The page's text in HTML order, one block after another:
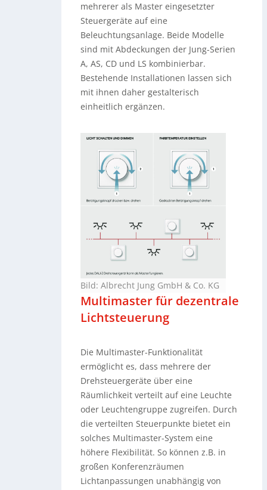
mehrerer als Master eingesetzter
Steuergeräte auf eine
Beleuchtungsanlage. Beide Modelle
sind mit Abdeckungen der Jung-Serien
A, AS, CD und LS kombinierbar.
Bestehende Installationen lassen sich
mit ihnen daher gestalterisch
einheitlich ergänzen.
Bild: Albrecht Jung GmbH & Co. KG
Multimaster für dezentrale
Lichtsteuerung
Die Multimaster-Funktionalität
ermöglicht es, dass mehrere der
Drehsteuergeräte über eine
Räumlichkeit verteilt auf eine Leuchte
oder Leuchtengruppe zugreifen. Durch
die verteilten Steuerpunkte bietet ein
solches Multimaster-System eine
höhere Flexibilität. So können z.B. in
großen Konferenzräumen
Lichtanpassungen unabhängig von